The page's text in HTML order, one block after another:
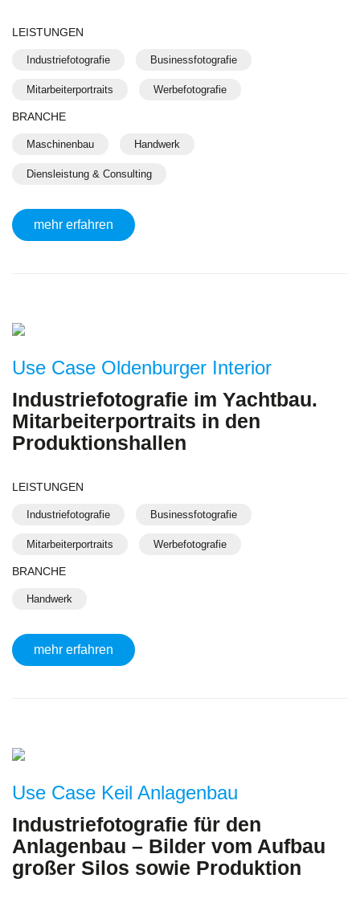
LEISTUNGEN
Industriefotografie Businessfotografie
Mitarbeiterportraits Werbefotografie
BRANCHE
Maschinenbau Handwerk
Diensleistung & Consulting
mehr erfahren
Use Case Oldenburger Interior
Industriefotografie im Yachtbau.
Mitarbeiterportraits in den
Produktionshallen
LEISTUNGEN
Industriefotografie Businessfotografie
Mitarbeiterportraits Werbefotografie
BRANCHE
Handwerk
mehr erfahren
Use Case Keil Anlagenbau
Industriefotografie für den
Anlagenbau – Bilder vom Aufbau
großer Silos sowie Produktion